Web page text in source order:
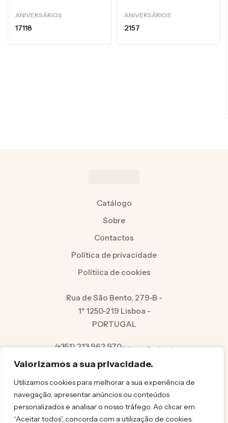
Valorizamos a sua privacidade.
Utilizamos cookies para melhorar a sua experiência de
navegação, apresentar anúncios ou conteúdos
personalizados e analisar o nosso tráfego. Ao clicar em
“Aceitar todos”, concorda com a utilização de cookies.
ANIVERSÁRIOS
17118
ANIVERSÁRIOS
2157
Catálogo
Sobre
Contactos
Política de privacidade
Polítiica de cookies
Rua de São Bento, 279-B -
1º 1250-219 Lisboa -
PORTUGAL
(+351) 213 962 970Número fixo local
info@felicita.pt
© FELICITA 2025